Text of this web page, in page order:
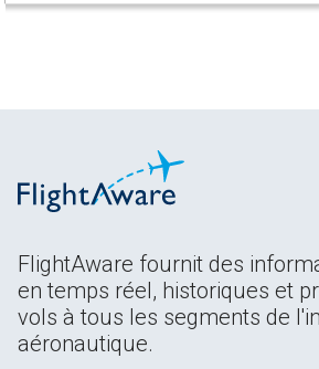
FlightAware fournit des
en temps réel, historiques et
vols à tous les segments de
aéronautique.